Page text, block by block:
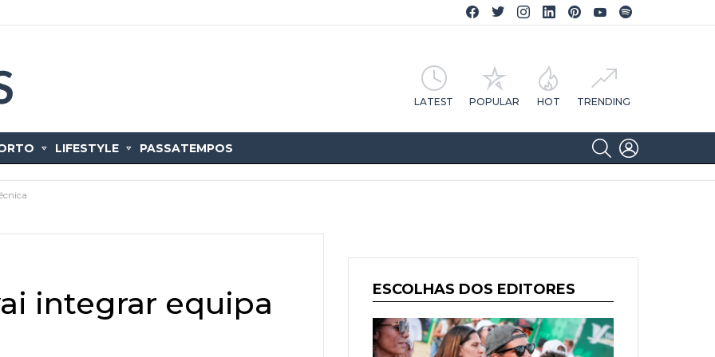
Facebook CA Notícias
Twitter CA Notícias
Instagram CA Notícias
Linkedin CA Notícias
Pinterest CA Notícias
YouTube CA Notícias
LATEST POPULAR HOT TRENDING
LIFESTYLE PASSATEMPOS
SEARCH
integrar equipa
ESCOLHAS DOS EDITORES